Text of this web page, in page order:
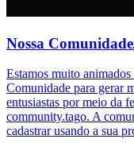
Nossa
Estamos muito
Comunidade para gerar
entusiastas por meio da
community.tago. A
cadastrar usando a sua